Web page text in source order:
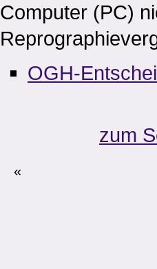
Computer (PC)
OGH-
zum
«